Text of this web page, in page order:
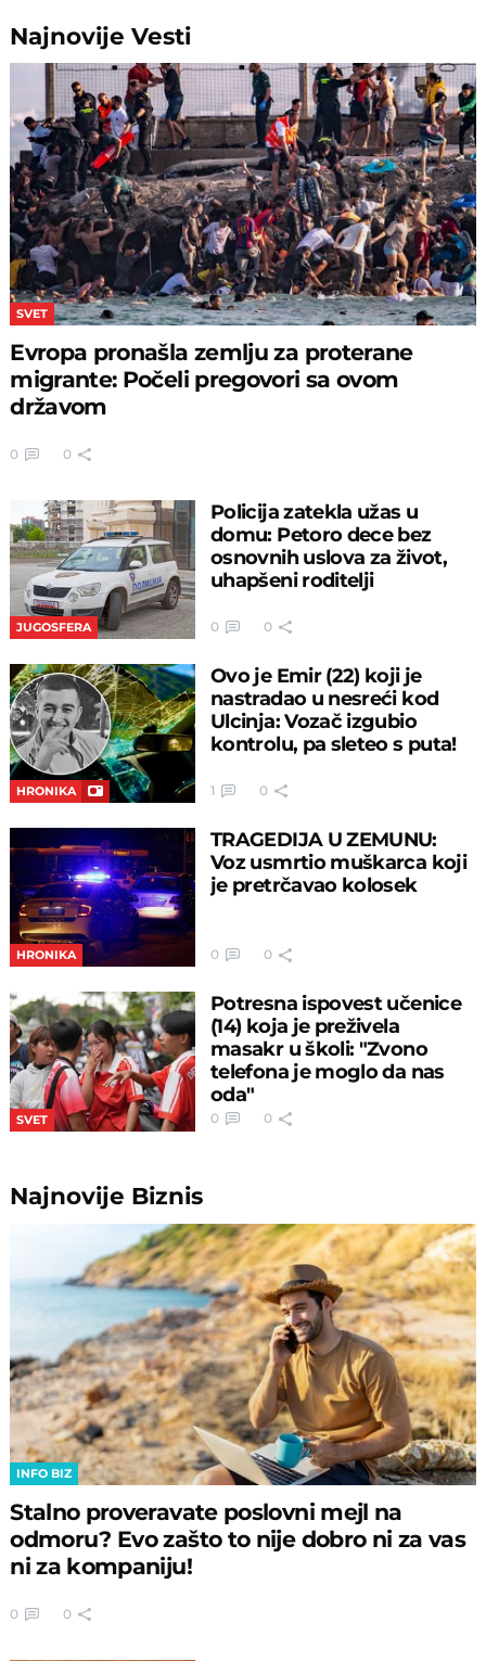
NajnovijeVesti
SVET
Evropa pronašla zemlju za proterane
migrante: Počeli pregovori sa ovom
državom
0 0
JUGOSFERA
Policija zatekla užas u
domu: Petoro dece bez
osnovnih uslova za život,
uhapšeni roditelji
0 0
HRONIKA
Ovo je Emir (22) koji je
nastradao u nesreći kod
Ulcinja: Vozač izgubio
kontrolu, pa sleteo s puta!
1 0
HRONIKA
TRAGEDIJA U ZEMUNU:
Voz usmrtio muškarca koji
je pretrčavao kolosek
0 0
SVET
Potresna ispovest učenice
(14) koja je preživela
masakr u školi: "Zvono
telefona je moglo da nas
oda"
0 0
Najnovije Biznis
INFO BIZ
Stalno proveravate poslovni mejl na
odmoru? Evo zašto to nije dobro ni za vas
ni za kompaniju!
0 0